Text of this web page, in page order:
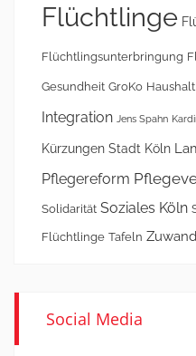
Flüchtlinge
Flüchtlingsunterbringung
Gesundheit GroKo
Integration Jens Spahn
Kürzungen Stadt Köln
Pflegereform
Solidarität Soziales Köln
Flüchtlinge Tafeln
Social Media